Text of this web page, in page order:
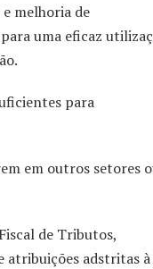
melhoria de
uma eficaz
para
em outros setores
de Tributos,
atribuições adstritas à